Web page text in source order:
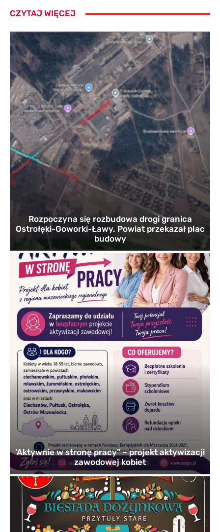
CZYTAJ WIĘCEJ
Rozpoczyna się rozbudowa drogi granica
Ostrołęki-Goworki-Ławy. Powiat przekazał plac
budowy
’Aktywnie w stronę pracy” – projekt aktywizacji
zawodowej kobiet